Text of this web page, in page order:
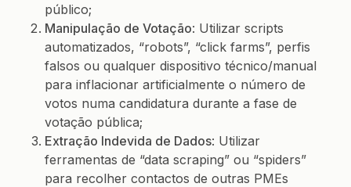
público;
Manipulação de Votação: Utilizar scripts
automatizados, “robots”, “click farms”, perfis
falsos ou qualquer dispositivo técnico/manual
para inflacionar artificialmente o número de
votos numa candidatura durante a fase de
votação pública;
Extração Indevida de Dados: Utilizar
ferramentas de “data scraping” ou “spiders”
para recolher contactos de outras PMEs